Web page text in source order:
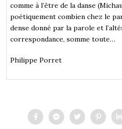
comme à l’être de la danse
poétiquement combien chez le
dense donné par la parole et
correspondance, somme toute…
Philippe Porret